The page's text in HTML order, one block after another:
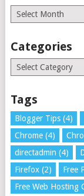
Archives
Categories
Categories
Tags
Blogger Tips(4)
Chrome(4)
directadmin (4)
Firefox(2) Free
Free Web Hosting